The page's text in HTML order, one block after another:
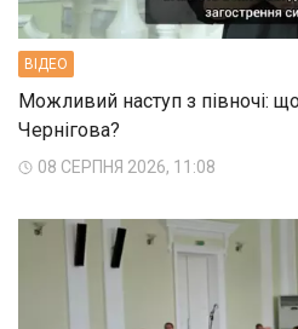
ВIДЕО
Можливий наступ з півночі:
Чернігова?
08 СЕРПНЯ 2026, 11:08